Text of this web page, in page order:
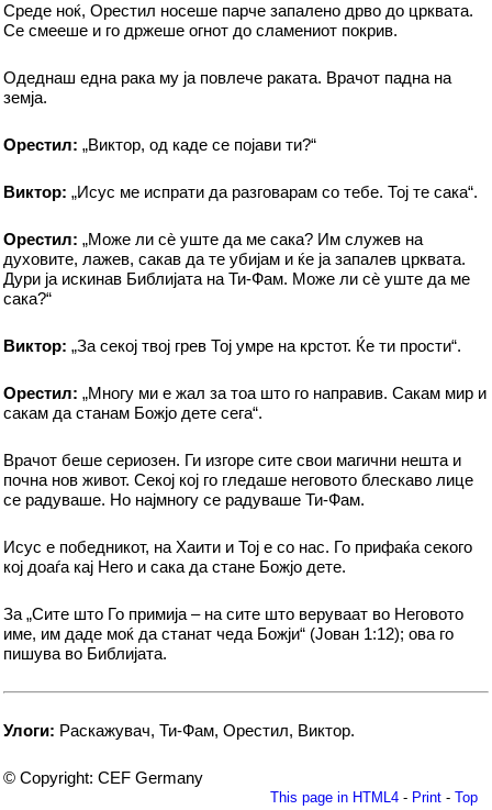
Среде ноќ, Орестил носеше парче запалено дрво до црквата.
Се смееше и го држеше огнот до сламениот покрив.
Одеднаш една рака му ја повлече раката. Врачот падна на
земја.
Орестил: „Виктор, од каде се појави ти?“
Виктор: „Исус ме испрати да разговарам со тебе. Тој те сака“.
Орестил: „Може ли сè уште да ме сака? Им служев на
духовите, лажев, сакав да те убијам и ќе ја запалев црквата.
Дури ја искинав Библијата на Ти-Фам. Може ли сè уште да ме
сака?“
Виктор: „За секој твој грев Тој умре на крстот. Ќе ти прости“.
Орестил: „Многу ми е жал за тоа што го направив. Сакам мир и
сакам да станам Божјо дете сега“.
Врачот беше сериозен. Ги изгоре сите свои магични нешта и
почна нов живот. Секој кој го гледаше неговото блескаво лице
се радуваше. Но најмногу се радуваше Ти-Фам.
Исус е победникот, на Хаити и Тој е со нас. Го прифаќа секого
кој доаѓа кај Него и сака да стане Божјо дете.
За „Сите што Го примија – на сите што веруваат во Неговото
име, им даде моќ да станат чеда Божји“ (Јован 1:12); ова го
пишува во Библијата.
Улоги: Раскажувач, Ти-Фам, Орестил, Виктор.
© Copyright: CEF Germany
This page in HTML4 - Print - Top